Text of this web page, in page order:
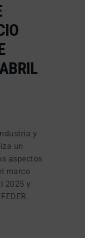
y
un
aspectos
marco
2025 y